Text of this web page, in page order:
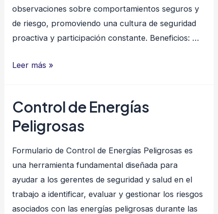
observaciones sobre comportamientos seguros y
de riesgo, promoviendo una cultura de seguridad
proactiva y participación constante. Beneficios: …
Tarjeta
de
la
Seguridad
STOP
Leer más »
Control de Energías
Peligrosas
Formulario de Control de Energías Peligrosas es
una herramienta fundamental diseñada para
ayudar a los gerentes de seguridad y salud en el
trabajo a identificar, evaluar y gestionar los riesgos
asociados con las energías peligrosas durante las